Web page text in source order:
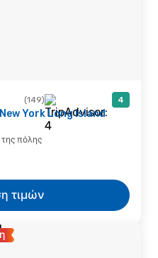
(149) 4
York Long Island
πόλης
τιμών